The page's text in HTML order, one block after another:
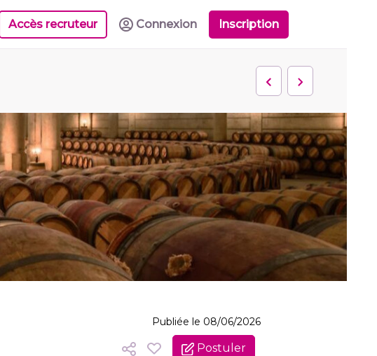
Accès recruteur Connexion Inscription
Publiée le 08/06/2026
Postuler